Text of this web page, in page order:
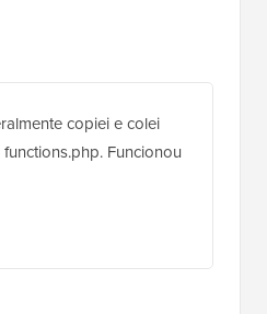
copiei e colei
Funcionou